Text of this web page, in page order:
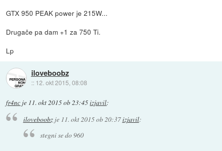
GTX 950 PEAK power je 215W...
Drugače pa dam +1 za 750 Ti.
Lp
iloveboobz
:: 12. okt 2015, 08:08
fr4nc je 11. okt 2015 ob 23:45izjavil:
iloveboobzje 11. okt 2015 ob 20:37izjavil:
stegni se do 960